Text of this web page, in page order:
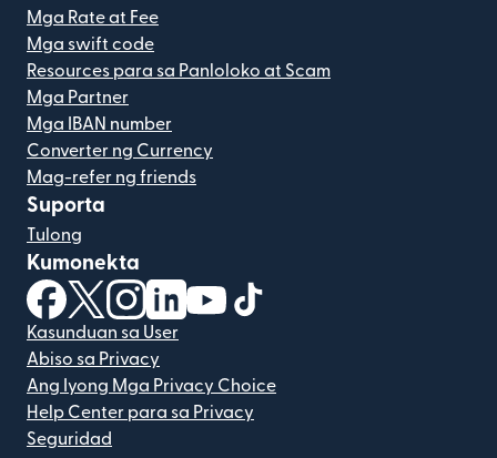
Mga Rate at Fee
Mga swift code
Resources para sa Panloloko at Scam
Mga Partner
Mga IBAN number
Converter ng Currency
Mag-refer ng friends
Suporta
Tulong
Kumonekta
(bubukas sa bagong window)
(bubukas sa bagong window)
(bubukas sa bagong window)
(bubukas sa bagong window)
(bubukas sa bagong window)
Kasunduan sa User
Abiso sa Privacy
Ang Iyong Mga Privacy Choice
Help Center para sa Privacy
Seguridad